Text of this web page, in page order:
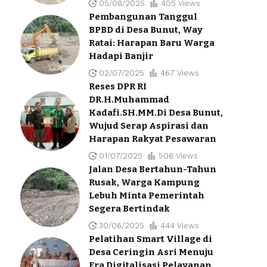
05/08/2025 405 Views
Pembangunan Tanggul
BPBD di Desa Bunut, Way
Ratai: Harapan Baru Warga
Hadapi Banjir
02/07/2025 467 Views
Reses DPR RI
DR.H.Muhammad
Kadafi.SH.MM.Di Desa Bunut,
Wujud Serap Aspirasi dan
Harapan Rakyat Pesawaran
01/07/2025 506 Views
Jalan Desa Bertahun-Tahun
Rusak, Warga Kampung
Lebuh Minta Pemerintah
Segera Bertindak
30/06/2025 444 Views
Pelatihan Smart Village di
Desa Ceringin Asri Menuju